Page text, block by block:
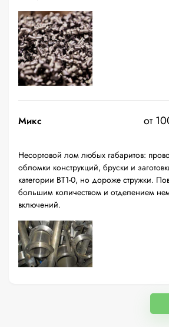
Микс от
Несортовой лом любых габаритов:
обломки конструкций, бруски и
категории ВТ1-0, но дороже стружки.
большим количеством и отделением
включений.